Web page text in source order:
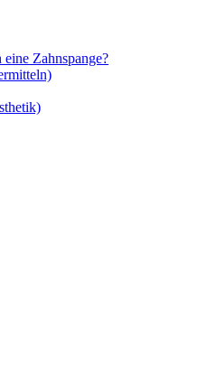
Zahnspange?